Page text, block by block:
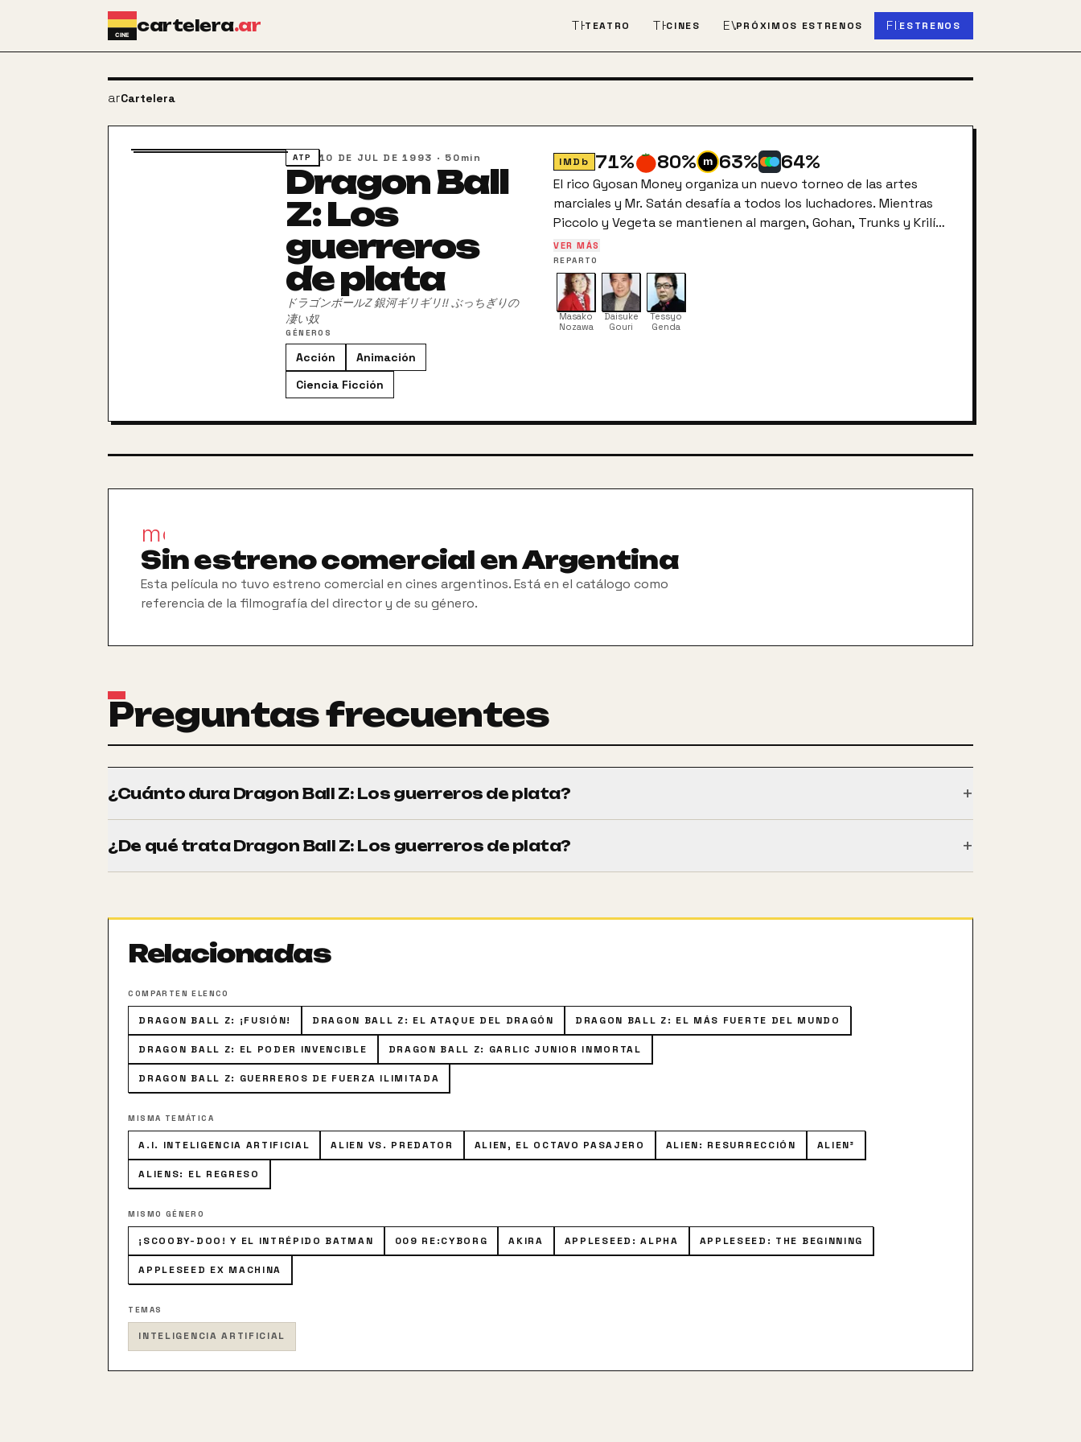
Ir al contenido principal
cartelera.ar THEATER_COMEDY
TEATRO THEATERS
CINES EVENT_UPCOMING
PRÓXIMOS ESTRENOS FIBER_NEW
ESTRENOS
arrow_back
Cartelera
ATP 10 DE JUL DE 1993 · 50min
Dragon Ball
Z: Los
guerreros
de plata
ドラゴンボールZ 銀河ギリギリ!! ぶっちぎりの
凄い奴
GÉNEROS
Acción
Animación
Ciencia Ficción
IMDb 71% 80% 63% 64%
El rico Gyosan Money organiza un nuevo torneo de las artes
marciales y Mr. Satán desafía a todos los luchadores. Mientras
Piccolo y Vegeta se mantienen al margen, Gohan, Trunks y Krilín
se clasifican para la final del torneo. Lo que desconocen es que
el poderoso Bojack y su banda han escapado de su prisión en el
planeta Kaito y pretenden conquistar el Universo. Goku observa
desde el Más Allá cómo sus amigos van cayendo hasta quedar
sólo Gohan.
VER MÁS
REPARTO
Masako
Nozawa
Daisuke
Gouri
Tessyo
Genda
movie_filter
Sin estreno comercial en Argentina
Esta película no tuvo estreno comercial en cines argentinos. Está en el catálogo como
referencia de la filmografía del director y de su género.
Preguntas frecuentes
¿Cuánto dura Dragon Ball Z: Los guerreros de plata? +
¿De qué trata Dragon Ball Z: Los guerreros de plata? +
Bojack y su banda han escapado de su prisión en el planeta Kaito y pretenden conquistar el Universo. Goku observa desde el Más Allá
cómo sus amigos van cayendo hasta quedar sólo Gohan.
Relacionadas
COMPARTEN ELENCO
DRAGON BALL Z: ¡FUSIÓN! DRAGON BALL Z: EL ATAQUE DEL DRAGÓN DRAGON BALL Z: EL MÁS FUERTE DEL MUNDO
DRAGON BALL Z: EL PODER INVENCIBLE DRAGON BALL Z: GARLIC JUNIOR INMORTAL
DRAGON BALL Z: GUERREROS DE FUERZA ILIMITADA
MISMA TEMÁTICA
A.I. INTELIGENCIA ARTIFICIAL ALIEN VS. PREDATOR ALIEN, EL OCTAVO PASAJERO ALIEN: RESURRECCIÓN ALIEN³
ALIENS: EL REGRESO
MISMO GÉNERO
¡SCOOBY-DOO! Y EL INTRÉPIDO BATMAN 009 RE:CYBORG AKIRA APPLESEED: ALPHA APPLESEED: THE BEGINNING
APPLESEED EX MACHINA
TEMAS
INTELIGENCIA ARTIFICIAL